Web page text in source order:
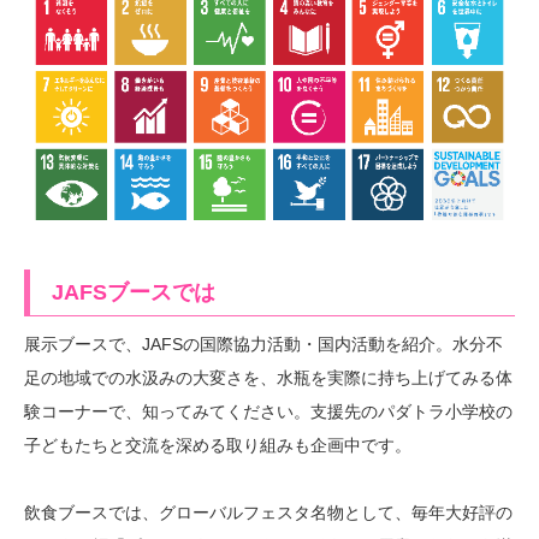
JAFSブースでは
展示ブースで、JAFSの国際協力活動・国内活動を紹介。水分不
足の地域での水汲みの大変さを、水瓶を実際に持ち上げてみる体
験コーナーで、知ってみてください。支援先のパダトラ小学校の
子どもたちと交流を深める取り組みも企画中です。
飲食ブースでは、グローバルフェスタ名物として、毎年大好評の